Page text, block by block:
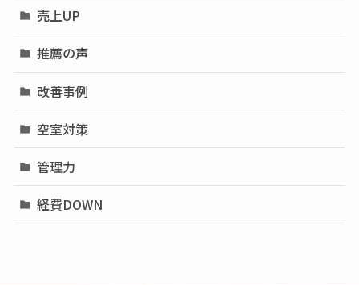
売上UP
推薦の声
改善事例
空室対策
管理力
経費DOWN